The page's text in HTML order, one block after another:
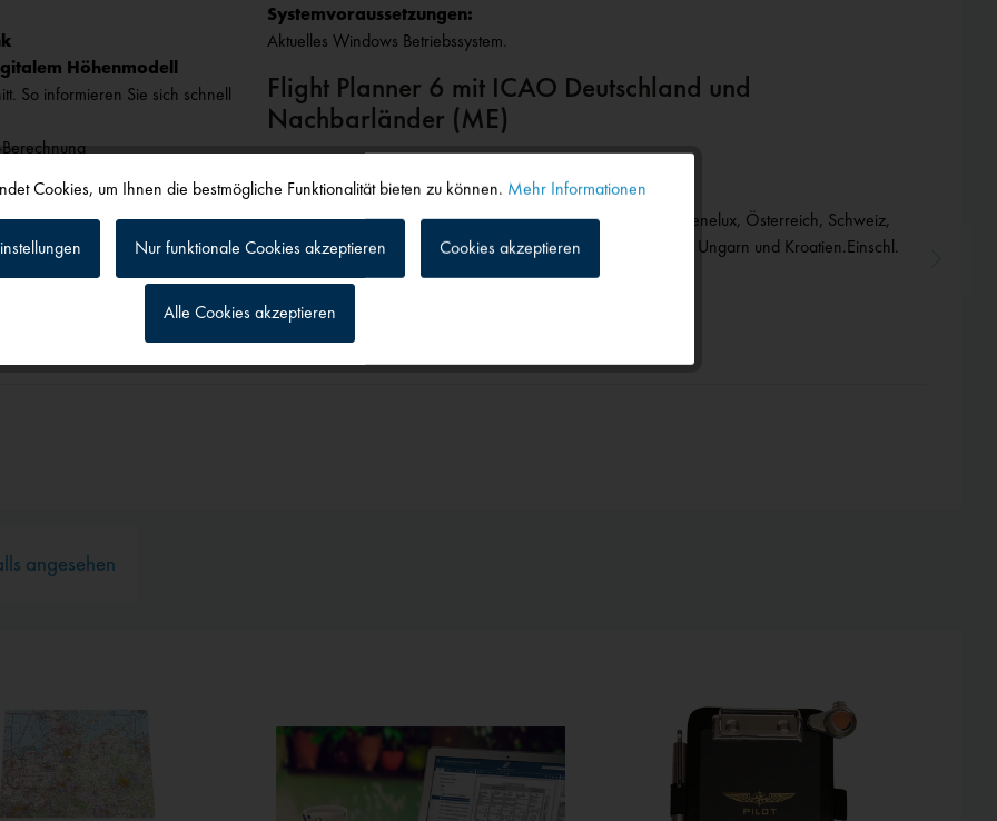
Höhenmodell
So informieren Sie sich schnell
-Funktion,Excel-
jetzt für alle
Systemvoraussetzungen:
Aktuelles Windows Betriebssystem.
Flight Planner 6 mit ICAO Deutschland und
Nachbarländer (ME)
Die Karten sind kompatibel zum Flight Planner ab Version 5.
Enthält ICAO-Karten Deutschland, V500 Charts Frankreich, Benelux, Österreich, Schweiz,
Tschechien, Polen, Dänemark, Italien Bereich Nord und Mitte, Ungarn und Kroatien.Einschl.
Freischaltung Online-NOTAM-Service Europa.
angesehen
Inaktiv
Cookies, um Ihnen die bestmögliche Funktionalität bieten zu können. Mehr Informationen
Nur funktionale Cookies akzeptieren Cookies akzeptieren
Alle Cookies akzeptieren